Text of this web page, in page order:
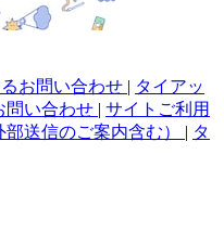
お問い合わせ | タイアッ
問い合わせ | サイトご利用
送信のご案内含む） | タ